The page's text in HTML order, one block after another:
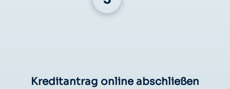
Kreditantrag online abschließen